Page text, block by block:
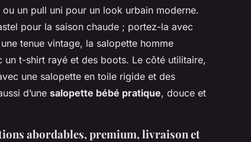
un pull uni pour un look urbain moderne.
pour la saison chaude ; portez-la avec
tenue vintage, la salopette homme
t-shirt rayé et des boots. Le côté utilitaire,
une salopette en toile rigide et des
d’une salopette bébé pratique, douce et
abordables, premium, livraison et